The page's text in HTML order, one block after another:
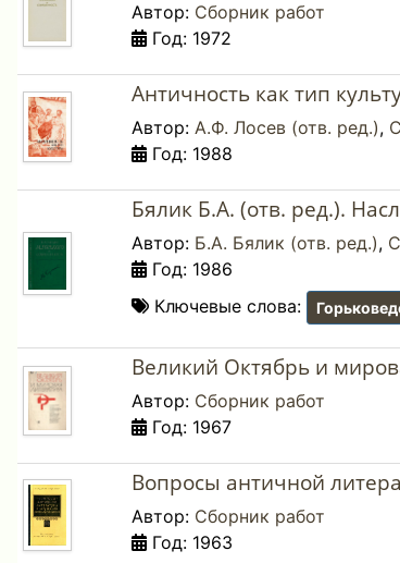
Автор: Сборник работ
Год: 1972
Античность как тип
Автор: А.Ф. Лосев (отв. ред.),
Год: 1988
Бялик Б.А. (отв. ред.).
Автор: Б.А. Бялик (отв. ред.),
Год: 1986
Ключевые слова:
Великий Октябрь и
Автор: Сборник работ
Год: 1967
Вопросы античной
Автор: Сборник работ
Год: 1963